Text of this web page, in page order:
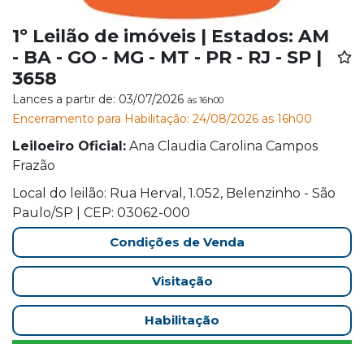
1º Leilão de imóveis | Estados: AM
- BA - GO - MG - MT - PR - RJ - SP |
3658
Lances a partir de: 03/07/2026 às 16h00
Encerramento para Habilitação: 24/08/2026 as 16h00
Leiloeiro Oficial: Ana Claudia Carolina Campos
Frazão
Local do leilão: Rua Herval, 1.052, Belenzinho - São
Paulo/SP | CEP: 03062-000
Condições de Venda
Visitação
Habilitação